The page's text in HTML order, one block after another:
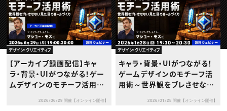
スキルアップしたい！
スキルアップしたい！ トップ
デザイン
プログラミング
動画配信・映像制作
編集・ライティング
マーケティング
ディレクション
業界解説・キャリア事情
お役立ち基礎知識
TOP Creator’s コラム
TOP Creator’s コラム トップ
Webクリエイター
アプリクリエイター
ゲームクリエイター
映像クリエイター
マーケッター
クリエイターインタビュー
セミナー
ニュース・トレンド
ニュース・トレンド トップ
デザイン・クリエイティブ
【アーカイブ録画配信】キャ
ラ・背景・UIがつながる！ゲー
ムデザインのモチーフ活用術
た目のルール”づくり～
2026/06/29 開催【オンライン開催】
デザイン・クリエイティブ
キャラ・背景・UIがつながる！
ゲームデザインのモチーフ活
用術～世界観をブレさせな
2026/01/28 開催【オンライン開催】